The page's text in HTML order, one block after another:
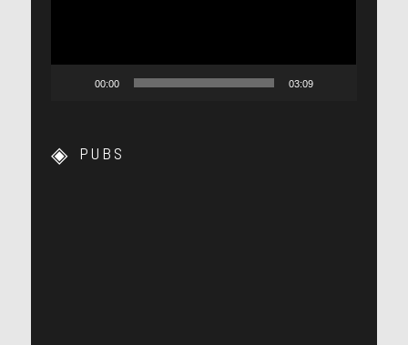
00:00 03:09
PUBS